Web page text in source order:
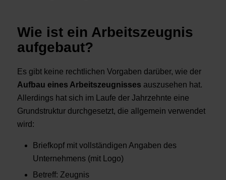
Wie ist ein Arbeitszeugnis
aufgebaut?
Es gibt keine rechtlichen Vorgaben darüber, wie der
Aufbau eines Arbeitszeugnisses auszusehen hat.
Allerdings hat sich im Laufe der Jahrzehnte eine
Grundstruktur durchgesetzt, die allgemein verwendet
wird:
Briefkopf mit vollständigen Angaben des
Unternehmens (mit Logo)
Betreff: Zeugnis